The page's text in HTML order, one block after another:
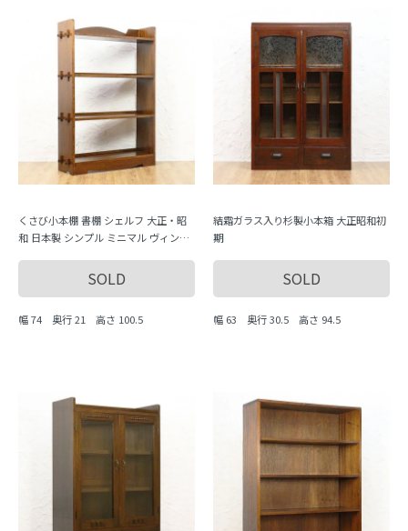
くさび小本棚 書棚 シェルフ 大正・昭
和 日本製 シンプル ミニマル ヴィンテ
SOLD
幅 74 奥行 21 高さ 100.5
結霜ガラス入り杉製小本箱 大正昭和初
期
SOLD
幅 63 奥行 30.5 高さ 94.5